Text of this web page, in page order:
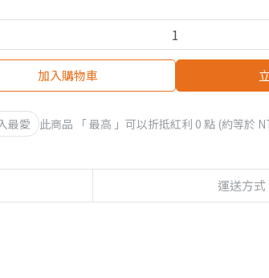
加入購物車
最愛 此商品 「 最高 」可以折抵紅利 0 點 (約等於
運送方式